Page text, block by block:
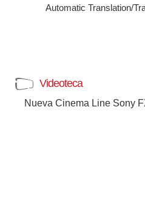
Automatic Translation/
Videoteca
Nueva Cinema Line Sony